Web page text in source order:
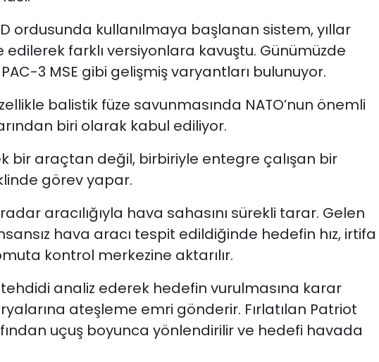
ordusunda kullanılmaya başlanan sistem, yıllar
farklı versiyonlara kavuştu. Günümüzde
3 MSE gibi gelişmiş varyantları bulunuyor.
balistik füze savunmasında NATO’nun önemli
biri olarak kabul ediliyor.
bir araçtan değil, birbiriyle entegre çalışan bir
görev yapar.
aracılığıyla hava sahasını sürekli tarar. Gelen
hava aracı tespit edildiğinde hedefin hız, irtifa
kontrol merkezine aktarılır.
analiz ederek hedefin vurulmasına karar
ateşleme emri gönderir. Fırlatılan Patriot
uçuş boyunca yönlendirilir ve hedefi havada